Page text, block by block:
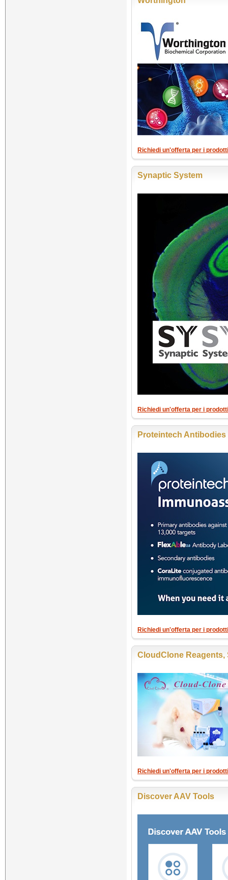
Richiedi un'offerta per i
Synaptic System
Richiedi un'offerta per i
Proteintech
Richiedi un'offerta per i
CloudClone Reagents,
Richiedi un'offerta per i
Discover AAV Tools